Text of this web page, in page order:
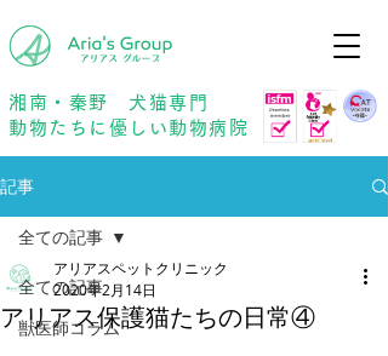
湘南・秦野 犬猫専門
動物たちに優しい動物病院
記事
全ての記事
獣医師コラム
全ての記事
アリアス保護猫たちの日常④
アリアスペットクリニック
2020年2月14日